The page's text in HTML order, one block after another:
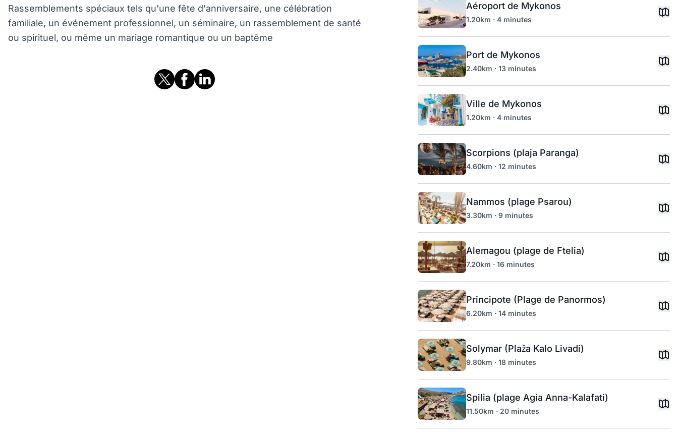
Rassemblements spéciaux tels qu'une fête d'anniversaire, une célébration
familiale, un événement professionnel, un séminaire, un rassemblement de santé
ou spirituel, ou même un mariage romantique ou un baptême
Aéroport de Mykonos
1.20km · 4 minutes
Port de Mykonos
2.40km · 13 minutes
Ville de Mykonos
1.20km · 4 minutes
Scorpions (plaja Paranga)
4.60km · 12 minutes
Nammos (plage Psarou)
3.30km · 9 minutes
Alemagou (plage de Ftelia)
7.20km · 16 minutes
Principote (Plage de Panormos)
6.20km · 14 minutes
Solymar (Plaža Kalo Livadi)
9.80km · 18 minutes
Spilia (plage Agia Anna-Kalafati)
11.50km · 20 minutes